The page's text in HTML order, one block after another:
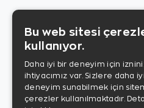
Bu web sitesi
kullanıyor.
Daha iyi bir deneyim için
ihtiyacımız var. Sizlere daha
deneyim sunabilmek için
çerezler kullanılmaktadır.